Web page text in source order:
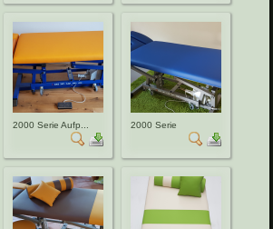
2000 Serie Aufp... 2000 Serie